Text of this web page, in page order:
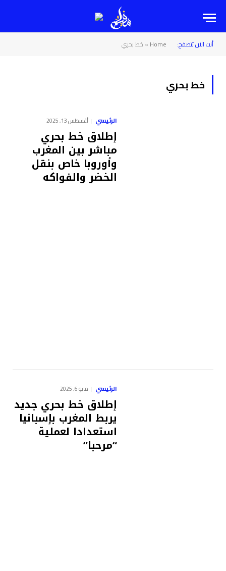
أنت الآن تتصفح: Home
» خط بحري
خط بحري
الرئيسي أغسطس 13, 2025
إطلاق خط بحري
مباشر بين المغرب
وأوروبا خاص بنقل
الخضر والفواكه
الرئيسي مايو 6, 2025
إطلاق خط بحري جديد
يربط المغرب بإسبانيا
استعدادا لعملية
“مرحبا”